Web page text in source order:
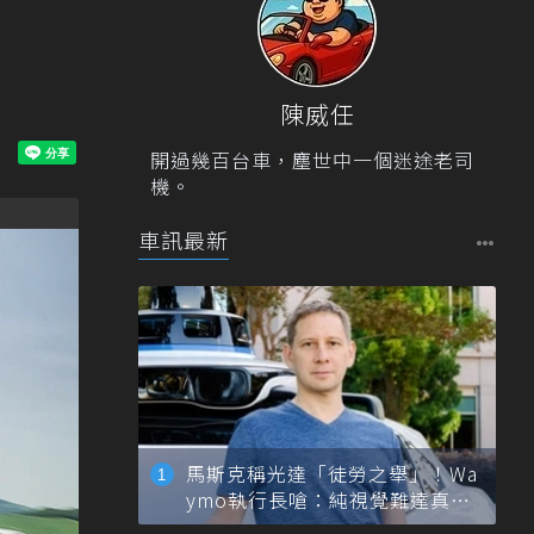
陳威任
開過幾百台車，塵世中一個迷途老司
機。
車訊最新
馬斯克稱光達「徒勞之舉」！Wa
ymo執行長嗆：純視覺難達真正
自動駕駛